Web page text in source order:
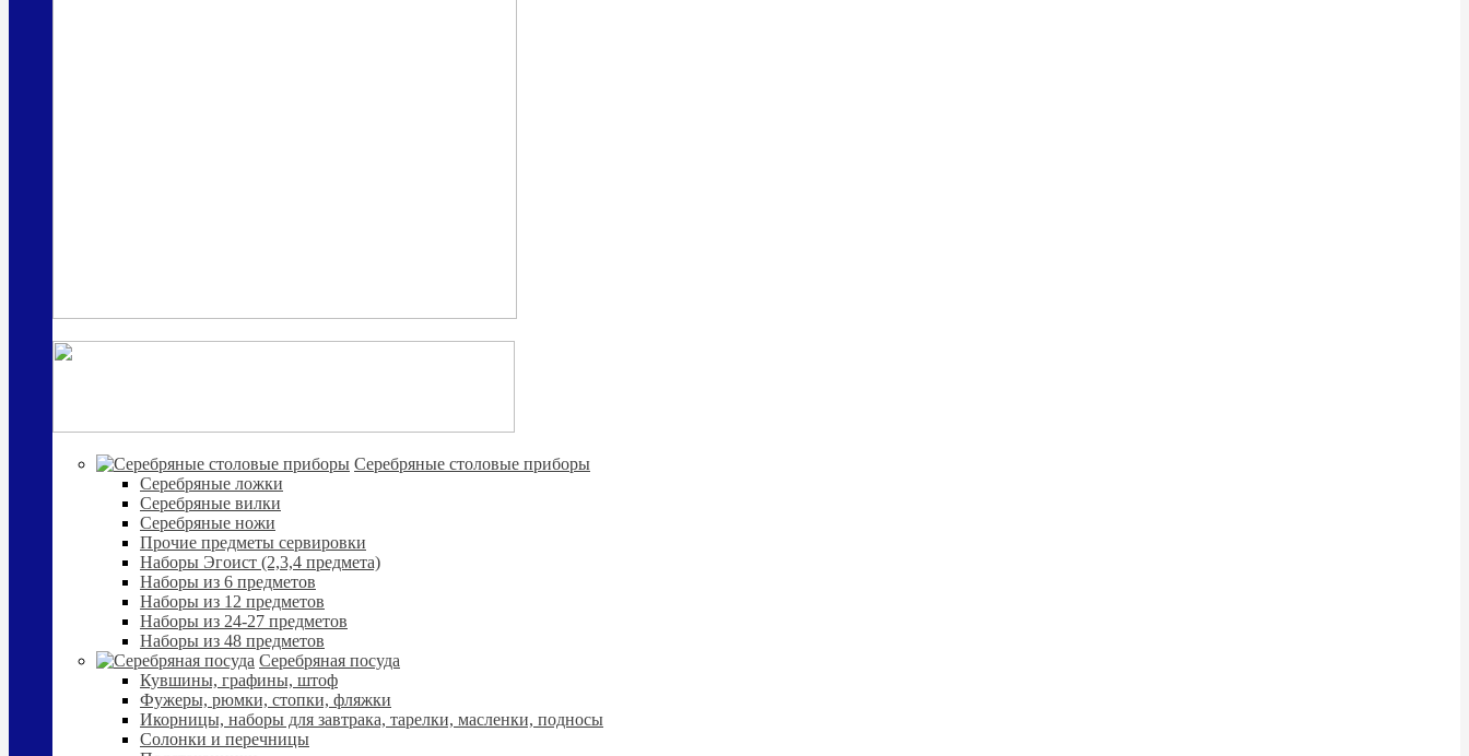
Cеребряные столовые приборы
Серебряные ложки
Серебряные вилки
Серебряные ножи
Прочие предметы сервировки
Наборы Эгоист (2,3,4 предмета)
Наборы из 6 предметов
Наборы из 12 предметов
Наборы из 24-27 предметов
Наборы из 48 предметов
Серебряная посуда
Кувшины, графины, штоф
Фужеры, рюмки, стопки, фляжки
Икорницы, наборы для завтрака, тарелки, масленки, подносы
Солонки и перечницы